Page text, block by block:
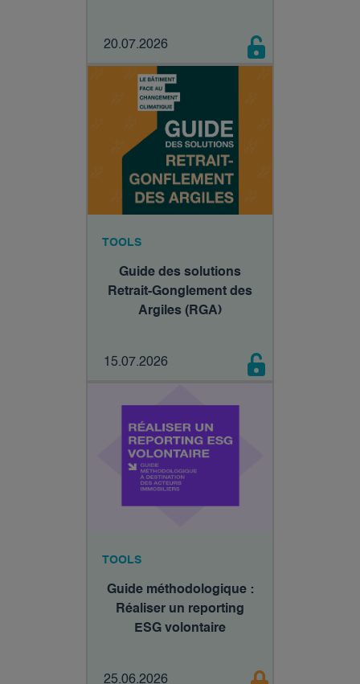
20.07.2026
TOOLS
Guide des solutions
Retrait-Gonglement des
Argiles (RGA)
15.07.2026
TOOLS
Guide méthodologique :
Réaliser un reporting
ESG volontaire
25.06.2026